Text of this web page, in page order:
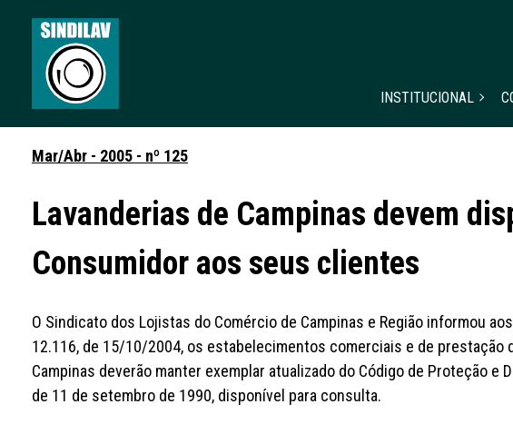
INSTITUCIONAL
Mar/Abr - 2005 - nº 125
Lavanderias de Campinas devem
Consumidor aos seus clientes
O Sindicato dos Lojistas do Comércio de Campinas e Região informou
12.116, de 15/10/2004, os estabelecimentos comerciais e de
Campinas deverão manter exemplar atualizado do Código de Proteção e
de 11 de setembro de 1990, disponível para consulta.